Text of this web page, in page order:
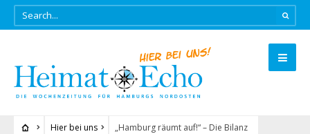
Hier bei uns „Hamburg räumt auf!“ – Die Bilanz